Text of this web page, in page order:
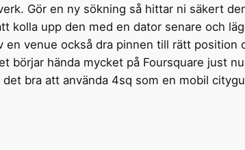
Gör en ny sökning så hittar ni säkert
kolla upp den med en dator senare och
en venue också dra pinnen till rätt position
börjar hända mycket på Foursquare just
bra att använda 4sq som en mobil